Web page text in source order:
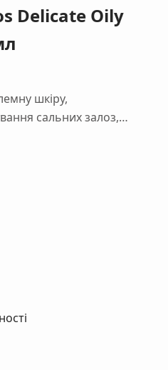
Delicate Oily
шкіру,
сальних залоз,…